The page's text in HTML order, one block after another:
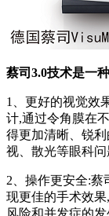
蔡司3.0技术是一
1、更好的视觉效
计,通过令角膜在
得更加清晰、锐
视、散光等眼科
2、操作更安全:蔡
现更佳的手术效
风险和并发症的发